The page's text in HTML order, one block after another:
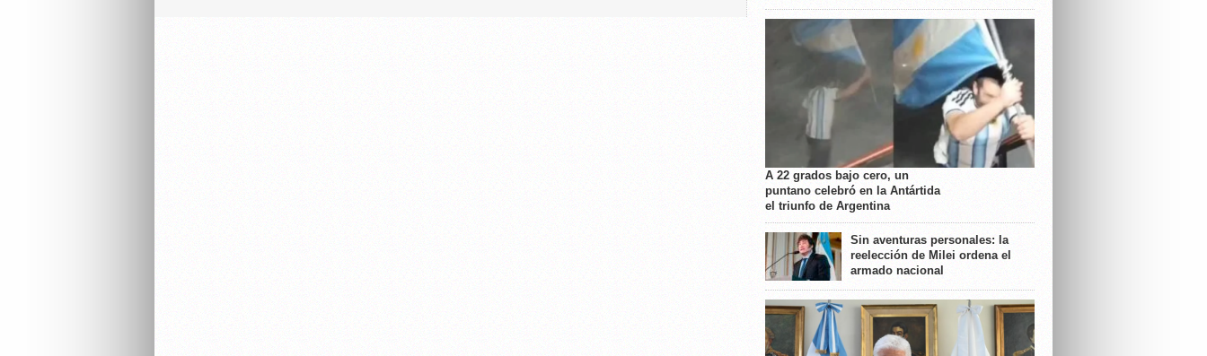
A 22 grados bajo cero, un
puntano celebró en la Antártida
el triunfo de Argentina
Sin aventuras personales: la
reelección de Milei ordena el
armado nacional